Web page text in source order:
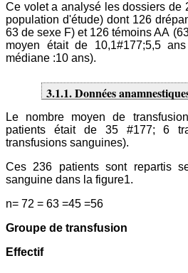
Ce volet a analysé les dossiers de
population d'étude) dont 126
63 de sexe F) et 126 témoins AA
moyen était de 10,1#177;5,5
médiane :10 ans).
3.1.1. Données
Le nombre moyen de
patients était de 35 #177; 6
transfusions sanguines).
Ces 236 patients sont repartis
sanguine dans la figure1.
n= 72 = 63 =45 =56
Groupe de transfusion
Effectif